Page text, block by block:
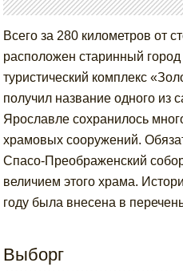
Всего за 280 километров от
расположен старинный
туристический комплекс
получил название одного из
Ярославле сохранилось
храмовых сооружений.
Спасо-Преображенский
величием этого храма.
году была внесена в
Выборг